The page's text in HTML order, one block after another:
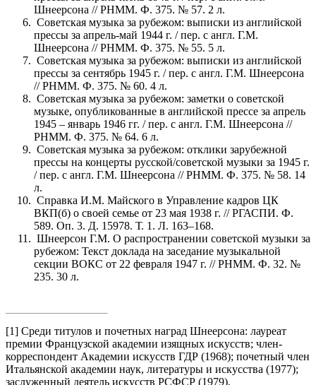
Шнеерсона // РНММ. Ф. 375. № 57. 2 л.
Советская музыка за рубежом: выписки из английской
прессы за апрель-май 1944 г. / пер. с англ. Г.М.
Шнеерсона // РНММ. Ф. 375. № 55. 5 л.
Советская музыка за рубежом: выписки из английской
прессы за сентябрь 1945 г. / пер. с англ. Г.М. Шнеерсона
// РНММ. Ф. 375. № 60. 4 л.
Советская музыка за рубежом: заметки о советской
музыке, опубликованные в английской прессе за апрель
1945 – январь 1946 гг. / пер. с англ. Г.М. Шнеерсона //
РНММ. Ф. 375. № 64. 6 л.
Советская музыка за рубежом: отклики зарубежной
прессы на концерты русской/советской музыки за 1945 г.
/ пер. с англ. Г.М. Шнеерсона // РНММ. Ф. 375. № 58. 14
л.
Справка И.М. Майского в Управление кадров ЦК
ВКП(б) о своей семье от 23 мая 1938 г. // РГАСПИ. Ф.
589. Оп. 3. Д. 15978. Т. 1. Л. 163–168.
Шнеерсон Г.М. О распространении советской музыки за
рубежом: Текст доклада на заседание музыкальной
секции ВОКС от 22 февраля 1947 г. // РНММ. Ф. 32. №
235. 30 л.
[1] Среди титулов и почетных наград Шнеерсона: лауреат
премии Французской академии изящных искусств; член-
корреспондент Академии искусств ГДР (1968); почетный член
Итальянской академии наук, литературы и искусства (1977);
заслуженный деятель искусств РСФСР (1979).